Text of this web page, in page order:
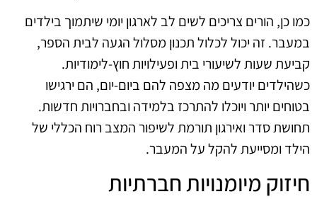
כמו כן, הורים צריכים לשים לב לארגון יומי שיתמוך בילדים
במעבר. זה יכול לכלול תכנון מסלול הגעה לבית הספר,
קביעת שעות לשיעורי בית ופעילויות חוץ-לימודיות.
כשהילדים יודעים מה מצפה להם ביום-יום, הם ירגישו
בטוחים יותר ויוכלו להתרכז בלמידה ובחברויות חדשות.
תחושת סדר ואירגון תורמת לשיפור המצב רוח הכללי של
הילד ומסייעת להקל על המעבר.
חיזוק מיומנויות חברתיות